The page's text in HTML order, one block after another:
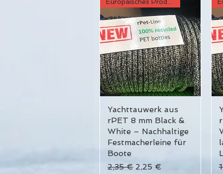
Schnellansicht
Yachttauwerk aus
rPET 8 mm Black &
White – Nachhaltige
Festmacherleine für
Boote
Standardpreis
2,35 € Sale-Preis
2,25 €